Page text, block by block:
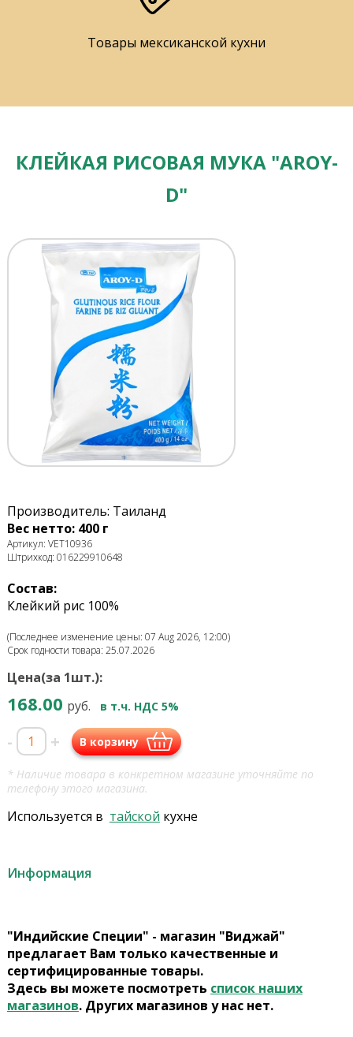
Товары мексиканской кухни
КЛЕЙКАЯ РИСОВАЯ МУКА "AROY-
D"
Производитель: Таиланд
Вес нетто: 400 г
Артикул: VET10936
Штрихкод: 016229910648
Состав:
Клейкий рис 100%
(Последнее изменение цены: 07 Aug 2026, 12:00)
Срок годности товара: 25.07.2026
Цена(за 1шт.):
168.00 руб. в т.ч. НДС 5%
- + В корзину
* Наличие товара в конкретном магазине уточняйте по
телефону этого магазина.
Используется в тайской кухне
Информация
"Индийские Специи" - магазин "Виджай"
предлагает Вам только качественные и
сертифицированные товары.
Здесь вы можете посмотреть список наших
магазинов. Других магазинов у нас нет.